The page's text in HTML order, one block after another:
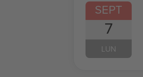
SEPT
7
LUN